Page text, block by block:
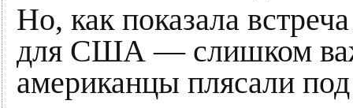
Но, как показала
для США — слишком
американцы плясали